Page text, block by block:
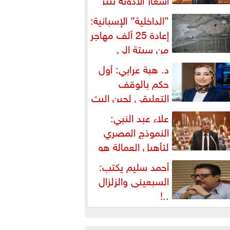
دستورية ويهدد حق
”الداخلية” الإسبانية:
إعادة 25 ألف مهاجر
من سبتة إلى
وارتفاع حصيلة...
د. هبة عرابي: أول
حكم بالوقف
التعليقي لحين البت
الطعن على... علاء عبد النبي:
النموذج المصري
لتأهيل العمالة هو
العملي والأمثل لأزمات...
أحمد سليم يكتب:
السبعينى والزلزال
..!